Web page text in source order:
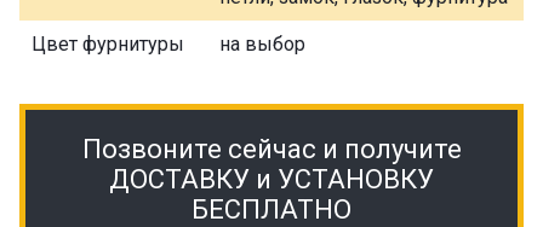
Цвет фурнитуры на выбор
Позвоните сейчас и получите
ДОСТАВКУ и УСТАНОВКУ
БЕСПЛАТНО